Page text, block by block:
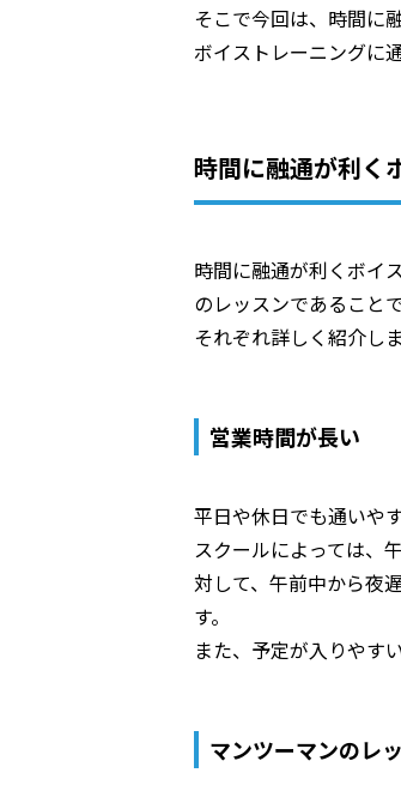
そこで今回は、時間に
ボイストレーニングに
時間に融通が利く
時間に融通が利くボイ
のレッスンであることで
それぞれ詳しく紹介しま
営業時間が長い
平日や休日でも通いや
スクールによっては、
対して、午前中から夜
す。
また、予定が入りやす
マンツーマンのレ